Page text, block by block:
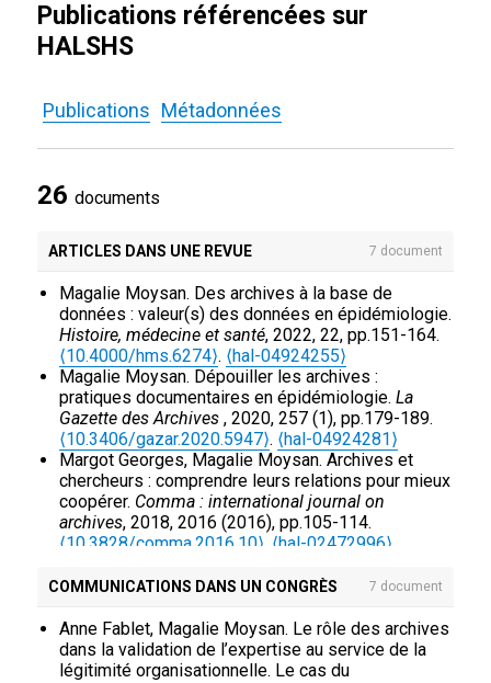
Publications référencées sur
HALSHS
Publications Métadonnées
26documents
ARTICLES DANS UNE REVUE 7 document
Magalie Moysan. Des archives à la base de
données : valeur(s) des données en épidémiologie.
Histoire, médecine et santé, 2022, 22, pp.151-164.
⟨10.4000/hms.6274⟩. ⟨hal-04924255⟩
Magalie Moysan. Dépouiller les archives :
pratiques documentaires en épidémiologie.La
Gazette des Archives, 2020, 257 (1), pp.179-189.
⟨10.3406/gazar.2020.5947⟩. ⟨hal-04924281⟩
Margot Georges, Magalie Moysan. Archives et
chercheurs : comprendre leurs relations pour mieux
coopérer. Comma : international journal on
archives, 2018, 2016 (2016), pp.105-114.
⟨10.3828/comma.2016.10⟩ ⟨hal-02472996⟩
chercheuses et archives à l’ère de l’informatique.
⟨hal-02412568⟩
Magalie Moysan. La réutilisation d'archives par les
chercheurs en épidémiologie.La Gazette des
COMMUNICATIONS DANS UN CONGRÈS 7 document
Anne Fablet, Magalie Moysan. Le rôle des archives
dans la validation de l’expertise au service de la
légitimité organisationnelle. Le cas du